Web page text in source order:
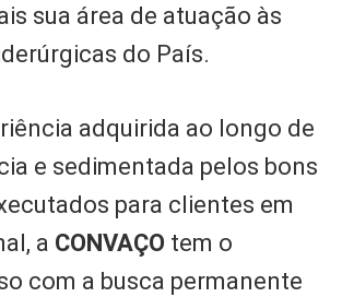
sua área de atuação às
do País.
adquirida ao longo de
e sedimentada pelos bons
para clientes em
a CONVAÇO tem o
com a busca permanente